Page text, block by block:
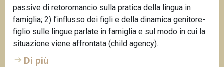
passive di retoromancio sulla pratica della lingua in
famiglia; 2) l’influsso dei figli e della dinamica genitore-
figlio sulle lingue parlate in famiglia e sul modo in cui la
situazione viene affrontata (child agency).
Di più